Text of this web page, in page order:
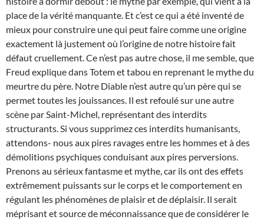
place de la vérité manquante. Et c’est ce qui a été inventé de
mieux pour construire une qui peut faire comme une origine
exactement là justement où l’origine de notre histoire fait
défaut cruellement. Ce n’est pas autre chose, il me semble, que
Freud explique dans Totem et tabou en reprenant le mythe du
meurtre du père. Notre Diable n’est autre qu’un père qui se
permet toutes les jouissances. Il est refoulé sur une autre
scène par Saint-Michel, représentant des interdits
structurants. Si vous supprimez ces interdits humanisants,
attendons- nous aux pires ravages entre les hommes et à des
démolitions psychiques conduisant aux pires perversions.
Prenons au sérieux fantasme et mythe, car ils ont des effets
extrêmement puissants sur le corps et le comportement en
régulant les phénomènes de plaisir et de déplaisir. Il serait
méprisant et source de méconnaissance que de considérer le